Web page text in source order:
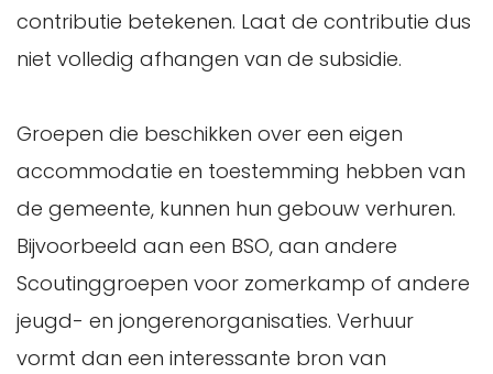
contributie betekenen. Laat de contributie dus
niet volledig afhangen van de subsidie.
Groepen die beschikken over een eigen
accommodatie en toestemming hebben van
de gemeente, kunnen hun gebouw verhuren.
Bijvoorbeeld aan een BSO, aan andere
Scoutinggroepen voor zomerkamp of andere
jeugd- en jongerenorganisaties. Verhuur
vormt dan een interessante bron van